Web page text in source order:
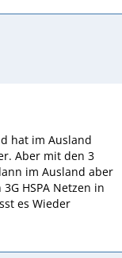
hat im Ausland
Aber mit den 3
im Ausland aber
HSPA Netzen in
es Wieder